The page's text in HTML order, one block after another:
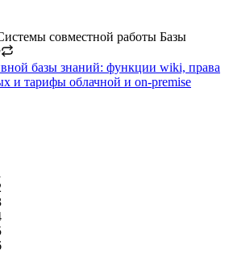
совместной работы Базы
базы знаний: функции wiki, права
и тарифы облачной и on-premise